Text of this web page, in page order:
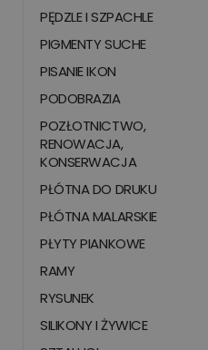
PĘDZLE I SZPACHLE
PIGMENTY SUCHE
PISANIE IKON
PODOBRAZIA
POZŁOTNICTWO,
RENOWACJA,
KONSERWACJA
PŁÓTNA DO DRUKU
PŁÓTNA MALARSKIE
PŁYTY PIANKOWE
RAMY
RYSUNEK
SILIKONY I ŻYWICE